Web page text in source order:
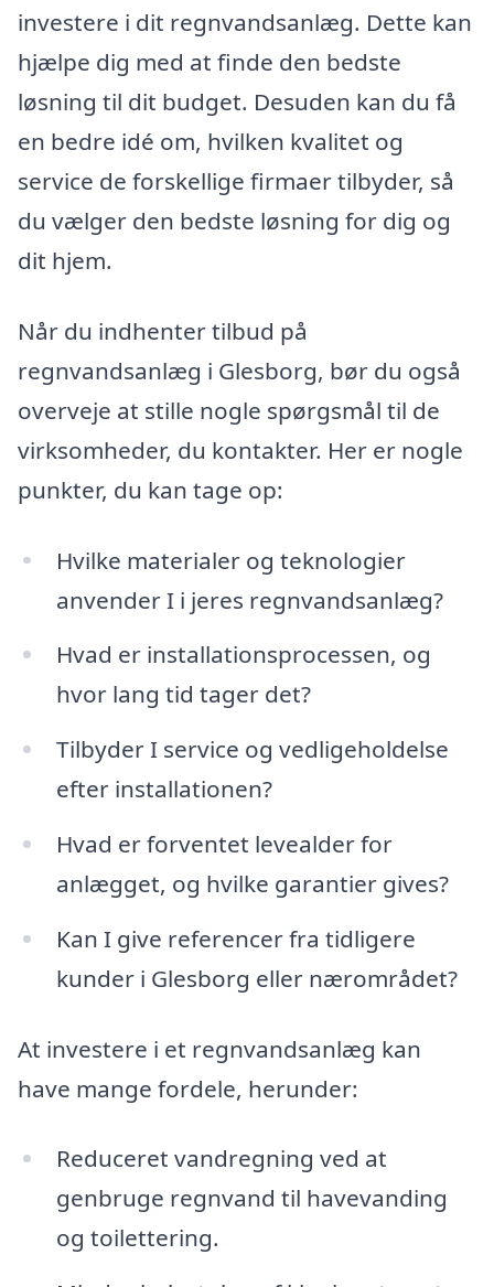
investere i dit regnvandsanlæg. Dette kan
hjælpe dig med at finde den bedste
løsning til dit budget. Desuden kan du få
en bedre idé om, hvilken kvalitet og
service de forskellige firmaer tilbyder, så
du vælger den bedste løsning for dig og
dit hjem.
Når du indhenter tilbud på
regnvandsanlæg i Glesborg, bør du også
overveje at stille nogle spørgsmål til de
virksomheder, du kontakter. Her er nogle
punkter, du kan tage op:
Hvilke materialer og teknologier
anvender I i jeres regnvandsanlæg?
Hvad er installationsprocessen, og
hvor lang tid tager det?
Tilbyder I service og vedligeholdelse
efter installationen?
Hvad er forventet levealder for
anlægget, og hvilke garantier gives?
Kan I give referencer fra tidligere
kunder i Glesborg eller nærområdet?
At investere i et regnvandsanlæg kan
have mange fordele, herunder:
Reduceret vandregning ved at
genbruge regnvand til havevanding
og toilettering.